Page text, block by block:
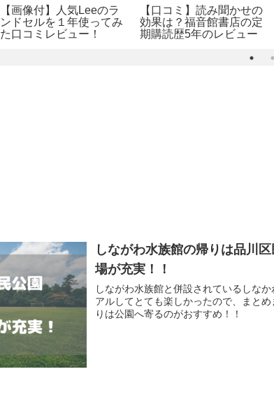
【画像付】人気Leeのラ
ンドセルを１年使ってみ
た口コミレビュー！
【口コミ】読み聞かせの
効果は？福音館書店の定
期購読歴5年のレビュー
しながわ水族館の帰りは品川
場が充実！！
しながわ水族館と併設されているしな
アルしてとても楽しかったので、まと
りは公園へ寄るのがおすすめ！！